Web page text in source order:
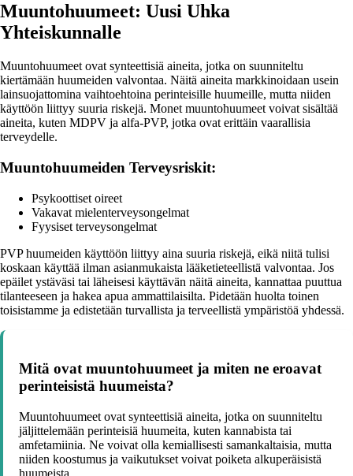
Muuntohuumeet: Uusi Uhka
Yhteiskunnalle
Muuntohuumeet ovat synteettisiä aineita, jotka on suunniteltu
kiertämään huumeiden valvontaa. Näitä aineita markkinoidaan usein
lainsuojattomina vaihtoehtoina perinteisille huumeille, mutta niiden
käyttöön liittyy suuria riskejä. Monet muuntohuumeet voivat sisältää
aineita, kuten MDPV ja alfa-PVP, jotka ovat erittäin vaarallisia
terveydelle.
Muuntohuumeiden Terveysriskit:
Psykoottiset oireet
Vakavat mielenterveysongelmat
Fyysiset terveysongelmat
PVP huumeiden käyttöön liittyy aina suuria riskejä, eikä niitä tulisi
koskaan käyttää ilman asianmukaista lääketieteellistä valvontaa. Jos
epäilet ystäväsi tai läheisesi käyttävän näitä aineita, kannattaa puuttua
tilanteeseen ja hakea apua ammattilaisilta. Pidetään huolta toinen
toisistamme ja edistetään turvallista ja terveellistä ympäristöä yhdessä.
Mitä ovat muuntohuumeet ja miten ne eroavat
perinteisistä huumeista?
Muuntohuumeet ovat synteettisiä aineita, jotka on suunniteltu
jäljittelemään perinteisiä huumeita, kuten kannabista tai
amfetamiinia. Ne voivat olla kemiallisesti samankaltaisia, mutta
niiden koostumus ja vaikutukset voivat poiketa alkuperäisistä
huumeista.